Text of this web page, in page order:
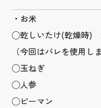
・お米
◯乾しいたけ(乾燥時)
（今回はバレを使用し
◯玉ねぎ 1/
◯人参 1/
◯ピーマン 1